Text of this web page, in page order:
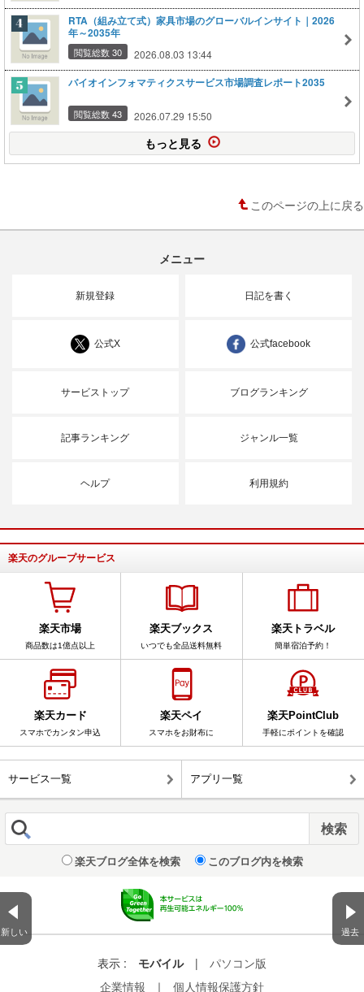
新しい 過去
RTA（組み立て式）家具市場のグローバルインサイト｜2026
年～2035年
閲覧総数 30 2026.08.03 13:44
バイオインフォマティクスサービス市場調査レポート2035
閲覧総数 43 2026.07.29 15:50
もっと見る
このページの上に戻る
メニュー
新規登録 日記を書く
公式X 公式facebook
サービストップ ブログランキング
記事ランキング ジャンル一覧
ヘルプ 利用規約
楽天のグループサービス
楽天市場
商品数は1億点以上
楽天ブックス
いつでも全品送料無料
楽天トラベル
簡単宿泊予約！
楽天カード
スマホでカンタン申込
楽天ペイ
スマホをお財布に
楽天PointClub
手軽にポイントを確認
サービス一覧 アプリ一覧
楽天ブログ全体を検索 このブログ内を検索
表示 : モバイル |
パソコン版
企業情報
｜ 個人情報保護方針